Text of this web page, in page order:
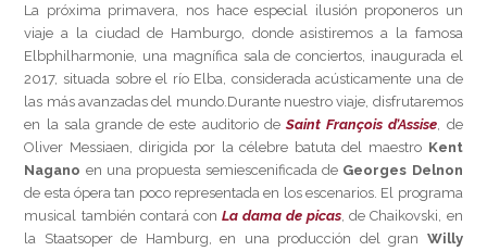
La próxima primavera, nos hace especial ilusión proponeros un
viaje a la ciudad de Hamburgo, donde asistiremos a la famosa
Elbphilharmonie, una magnífica sala de conciertos, inaugurada el
2017, situada sobre el río Elba, considerada acústicamente una de
las más avanzadas del mundo.Durante nuestro viaje, disfrutaremos
en la sala grande de este auditorio de Saint François d’Assise , de
Oliver Messiaen, dirigida por la célebre batuta del maestro Kent
Nagano en una propuesta semiescenificada de Georges Delnon
de esta ópera tan poco representada en los escenarios. El programa
musical también contará con La dama de picas , de Chaikovski, en
la Staatsoper de Hamburg, en una producción del gran Willy